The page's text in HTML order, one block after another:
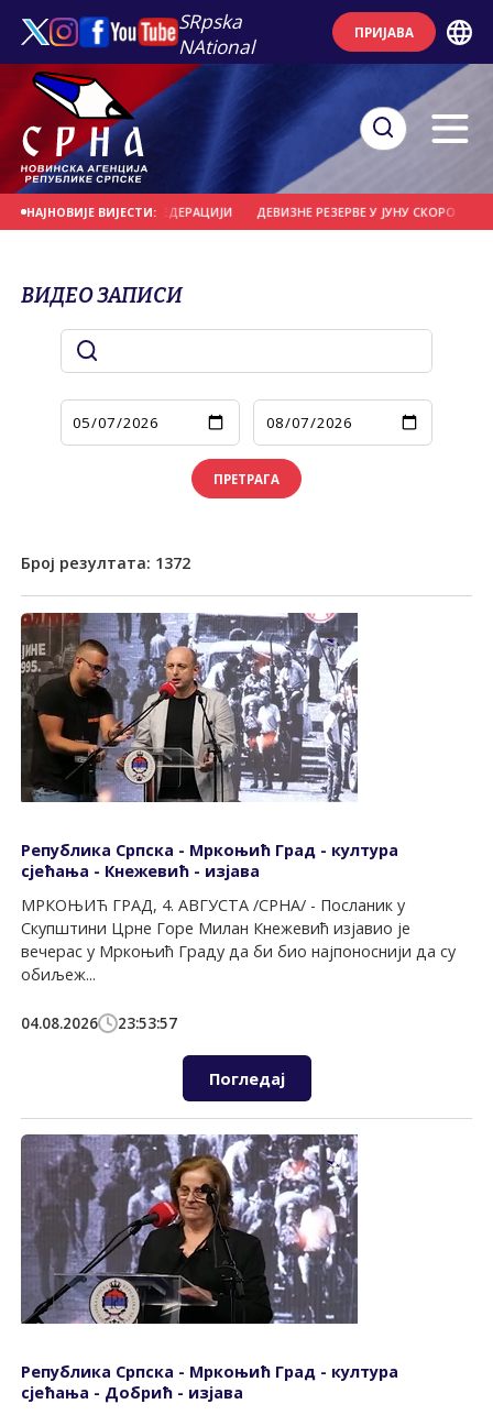
SRpska
NAtional
ПРИЈАВА
НАЈНОВИЈЕ ВИЈЕСТИ:
СРБА У ФЕДЕРАЦИЈИ ДЕВИЗНЕ РЕЗЕРВЕ У ЈУНУ СКОРО 20
ВИДЕО ЗАПИСИ
ПРЕТРАГА
Број резултата: 1372
Република Српска - Мркоњић Град - култура
сјећања - Кнежевић - изјава
МРКОЊИЋ ГРАД, 4. АВГУСТА /СРНА/ - Посланик у
Скупштини Црне Горе Милан Кнежевић изјавио је
вечерас у Мркоњић Граду да би био најпоноснији да су
обиљеж...
04.08.2026 23:53:57
Погледај
Република Српска - Мркоњић Град - култура
сјећања - Добрић - изјава